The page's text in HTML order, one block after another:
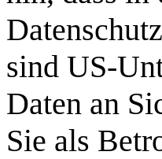
sind US-
Daten an
Sie als